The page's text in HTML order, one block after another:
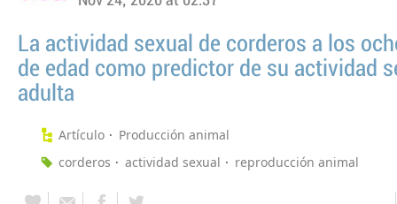
La actividad sexual de corderos a los
de edad como predictor de su actividad
adulta
Artículo
Producción animal
corderos
actividad sexual reproducción animal